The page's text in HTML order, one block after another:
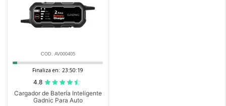
COD. AV000405
Finaliza en: 23:50:18
4.8
Cargador de Batería Inteligente
Gadnic Para Auto